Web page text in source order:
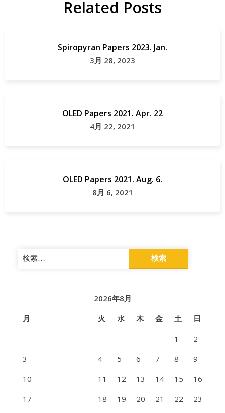
Related Posts
Spiropyran Papers 2023. Jan.
3月 28, 2023
OLED Papers 2021. Apr. 22
4月 22, 2021
OLED Papers 2021. Aug. 6.
8月 6, 2021
検
索:
2026年8月
月
火 水 木 金 土
日
1
2
3
4 5 6 7 8
9
10
11 12 13 14 15
16
17
18 19 20 21 22
23